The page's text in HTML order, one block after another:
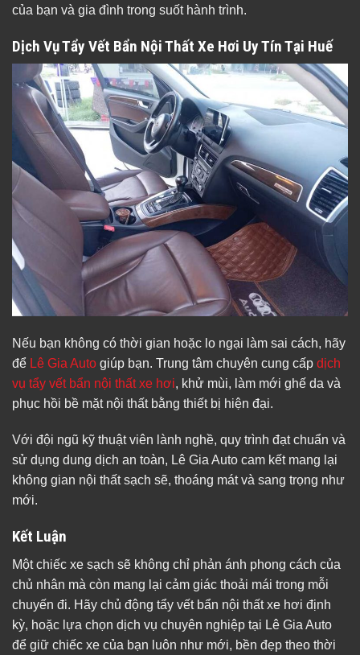
của bạn và gia đình trong suốt hành trình.
Dịch Vụ Tẩy Vết Bẩn Nội Thất Xe Hơi Uy Tín Tại Huế
Nếu bạn không có thời gian hoặc lo ngại làm sai cách, hãy
để Lê Gia Auto giúp bạn. Trung tâm chuyên cung cấp dịch
vụ tẩy vết bẩn nội thất xe hơi, khử mùi, làm mới ghế da và
phục hồi bề mặt nội thất bằng thiết bị hiện đại.
Với đội ngũ kỹ thuật viên lành nghề, quy trình đạt chuẩn và
sử dụng dung dịch an toàn, Lê Gia Auto cam kết mang lại
không gian nội thất sạch sẽ, thoáng mát và sang trọng như
mới.
Kết Luận
Một chiếc xe sạch sẽ không chỉ phản ánh phong cách của
chủ nhân mà còn mang lại cảm giác thoải mái trong mỗi
chuyến đi. Hãy chủ động tẩy vết bẩn nội thất xe hơi định
kỳ, hoặc lựa chọn dịch vụ chuyên nghiệp tại Lê Gia Auto
để giữ chiếc xe của bạn luôn như mới, bền đẹp theo thời